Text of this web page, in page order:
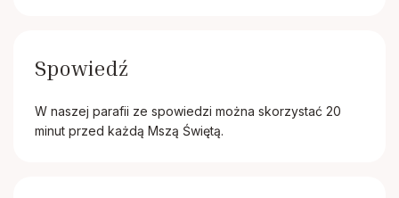
Spowiedź
W naszej parafii ze spowiedzi można skorzystać 20
minut przed każdą Mszą Świętą.